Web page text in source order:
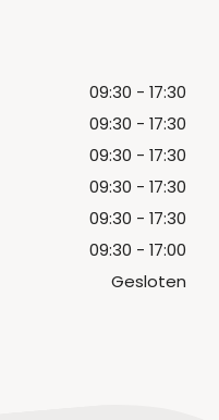
09:30 - 17:30
09:30 - 17:30
09:30 - 17:30
09:30 - 17:30
09:30 - 17:30
09:30 - 17:00
Gesloten